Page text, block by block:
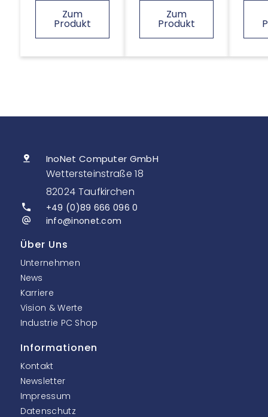
Zum
Produkt
Zum
Produkt
InoNet Computer GmbH
Wettersteinstraße 18
82024 Taufkirchen
+49 (0)89 666 096 0
info@inonet.com
Über Uns
Unternehmen
News
Karriere
Vision & Werte
Industrie PC Shop
Informationen
Kontakt
Newsletter
Impressum
Datenschutz